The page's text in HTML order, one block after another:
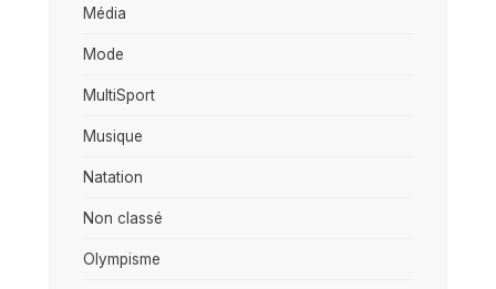
Média
Mode
MultiSport
Musique
Natation
Non classé
Olympisme